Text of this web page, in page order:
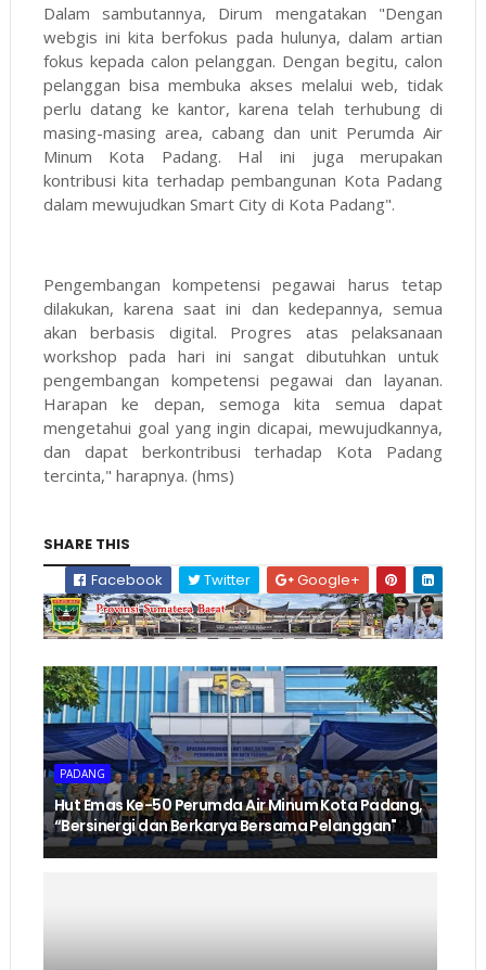
Dalam sambutannya, Dirum mengatakan "Dengan
webgis ini kita berfokus pada hulunya, dalam artian
fokus kepada calon pelanggan. Dengan begitu, calon
pelanggan bisa membuka akses melalui web, tidak
perlu datang ke kantor, karena telah terhubung di
masing-masing area, cabang dan unit Perumda Air
Minum Kota Padang. Hal ini juga merupakan
kontribusi kita terhadap pembangunan Kota Padang
dalam mewujudkan Smart City di Kota Padang".
Pengembangan kompetensi pegawai harus tetap
dilakukan, karena saat ini dan kedepannya, semua
akan berbasis digital. Progres atas pelaksanaan
workshop pada hari ini sangat dibutuhkan untuk
pengembangan kompetensi pegawai dan layanan.
Harapan ke depan, semoga kita semua dapat
mengetahui goal yang ingin dicapai, mewujudkannya,
dan dapat berkontribusi terhadap Kota Padang
tercinta," harapnya. (hms)
SHARE THIS
Facebook
Twitter Google+
PADANG
Hut Emas Ke-50 Perumda Air Minum Kota Padang,
“Bersinergi dan Berkarya Bersama Pelanggan"